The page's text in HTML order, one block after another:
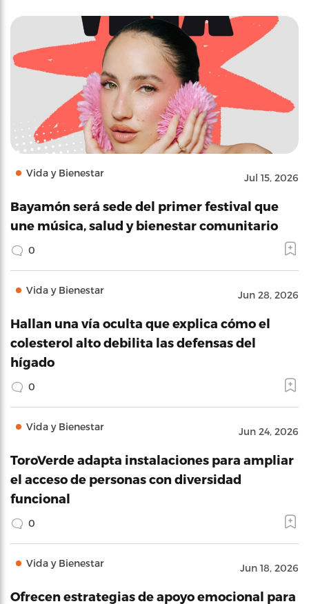
Vida y Bienestar Jul 15, 2026
Bayamón será sede del primer festival que
une música, salud y bienestar comunitario
0
Vida y Bienestar Jun 28, 2026
Hallan una vía oculta que explica cómo el
colesterol alto debilita las defensas del
hígado
0
Vida y Bienestar Jun 24, 2026
ToroVerde adapta instalaciones para ampliar
el acceso de personas con diversidad
funcional
0
Vida y Bienestar Jun 18, 2026
Ofrecen estrategias de apoyo emocional para